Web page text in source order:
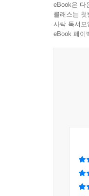
eBook은 다
클래스는
사락 독서모
eBook 페이